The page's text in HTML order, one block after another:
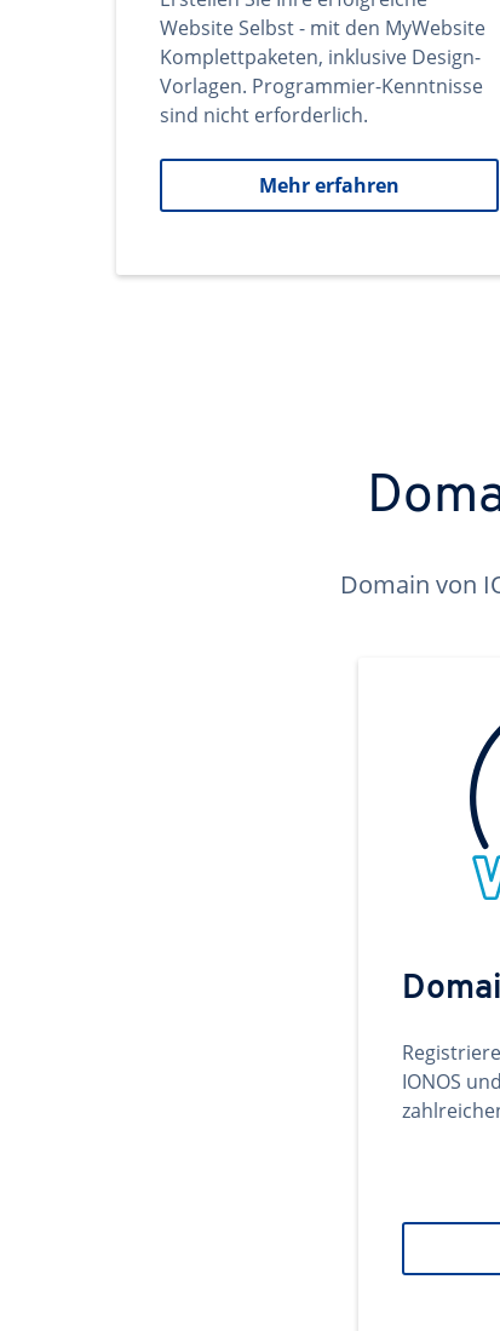
Website Selbst - mit den MyWebsite
Komplettpaketen, inklusive Design-
Vorlagen. Programmier-Kenntnisse
sind nicht erforderlich.
Mehr erfahren
Domain von
IONOS